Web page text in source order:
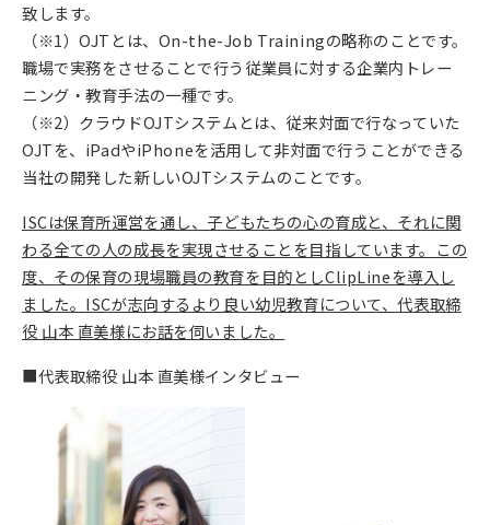
致します。
（※1）OJTとは、On-the-Job Trainingの略称のことです。
職場で実務をさせることで行う従業員に対する企業内トレー
ニング・教育手法の一種です。
（※2）クラウドOJTシステムとは、従来対面で行なっていた
OJTを、iPadやiPhoneを活用して非対面で行うことができる
当社の開発した新しいOJTシステムのことです。
ISCは保育所運営を通し、子どもたちの心の育成と、それに関
わる全ての人の成長を実現させることを目指しています。この
度、その保育の現場職員の教育を目的としClipLineを導入し
ました。ISCが志向するより良い幼児教育について、代表取締
役 山本 直美様にお話を伺いました。
■代表取締役 山本 直美様インタビュー